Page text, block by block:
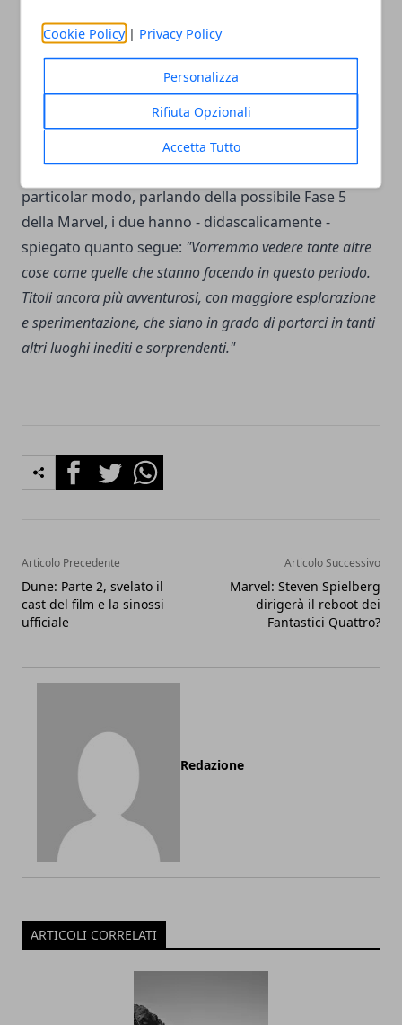
Cookie Policy | Privacy Policy
Personalizza
Rifiuta Opzionali
Accetta Tutto
registi ad aver ottenuto un guadagno di oltre due
miliardi di dollari con due film diversi.
I due fratelli non hanno negato che tornare a far
produzioni di Kevin Feige
sicuramente un sogno per rendere una carriera di
grande valore ancor più degna di considerazione; in
particolar modo, parlando della possibile Fase 5
della Marvel, i due hanno - didascalicamente -
spiegato quanto segue: "Vorremmo vedere tante altre
cose come quelle che stanno facendo in questo periodo.
Titoli ancora più avventurosi, con maggiore esplorazione
e sperimentazione, che siano in grado di portarci in tanti
altri luoghi inediti e sorprendenti."
FacebookTwitterWhatsapp
Articolo Precedente
Dune: Parte 2, svelato il
cast del film e la sinossi
ufficiale
Articolo Successivo
Marvel: Steven Spielberg
dirigerà il reboot dei
Fantastici Quattro?
Redazione
ARTICOLI CORRELATI